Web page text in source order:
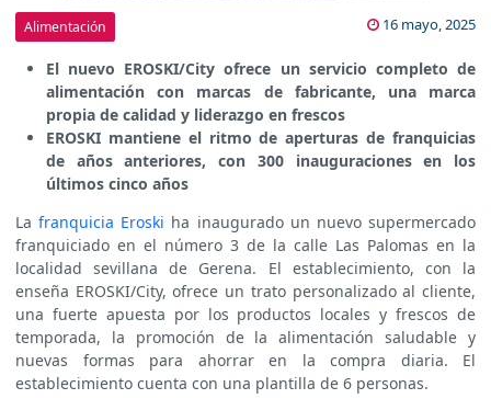
Alimentación 16 mayo, 2025
El nuevo EROSKI/City ofrece un servicio completo de
alimentación con marcas de fabricante, una marca
propia de calidad y liderazgo en frescos
EROSKI mantiene el ritmo de aperturas de franquicias
de años anteriores, con 300 inauguraciones en los
últimos cinco años
Lafranquicia Eroski ha inaugurado un nuevo supermercado
franquiciado en el número 3 de la calle Las Palomas en la
localidad sevillana de Gerena. El establecimiento, con la
enseña EROSKI/City, ofrece un trato personalizado al cliente,
una fuerte apuesta por los productos locales y frescos de
temporada, la promoción de la alimentación saludable y
nuevas formas para ahorrar en la compra diaria. El
establecimiento cuenta con una plantilla de 6 personas.